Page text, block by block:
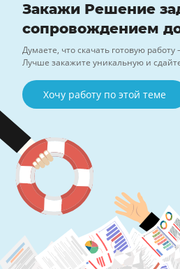
Закажи Решение
сопровождением
Думаете, что скачать готовую
Лучше закажите уникальную и
Хочу работу по этой теме